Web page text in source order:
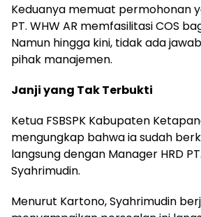
Keduanya memuat permohonan
PT. WHW AR memfasilitasi COS
Namun hingga kini, tidak ada
pihak manajemen.
Janji yang Tak Terbukti
Ketua FSBSPK Kabupaten
mengungkap bahwa ia sudah
langsung dengan Manager HRD
Syahrimudin.
Menurut Kartono, Syahrimudin